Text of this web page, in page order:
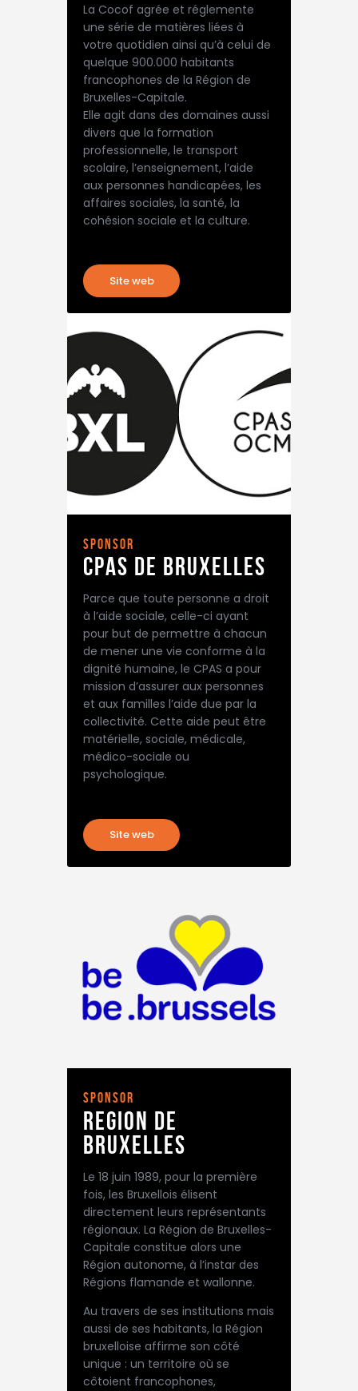
La Cocof agrée et réglemente
une série de matières liées à
votre quotidien ainsi qu’à celui de
quelque 900.000 habitants
francophones de la Région de
Bruxelles-Capitale.
Elle agit dans des domaines aussi
divers que la formation
professionnelle, le transport
scolaire, l’enseignement, l’aide
aux personnes handicapées, les
affaires sociales, la santé, la
cohésion sociale et la culture.
Site web
sponsor
Cpas de bruxelles
Parce que toute personne a droit
à l’aide sociale, celle-ci ayant
pour but de permettre à chacun
de mener une vie conforme à la
dignité humaine, le CPAS a pour
mission d’assurer aux personnes
et aux familles l’aide due par la
collectivité. Cette aide peut être
matérielle, sociale, médicale,
médico-sociale ou
psychologique.
Site web
sponsor
region de
bruxelles
Le 18 juin 1989, pour la première
fois, les Bruxellois élisent
directement leurs représentants
régionaux. La Région de Bruxelles-
Capitale constitue alors une
Région autonome, à l’instar des
Régions flamande et wallonne.
Au travers de ses institutions mais
aussi de ses habitants, la Région
bruxelloise affirme son côté
unique : un territoire où se
côtoient francophones,